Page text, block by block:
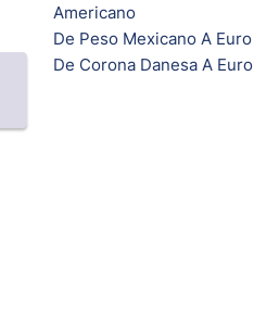
Americano
De Peso Mexicano A Euro
De Corona Danesa A Euro